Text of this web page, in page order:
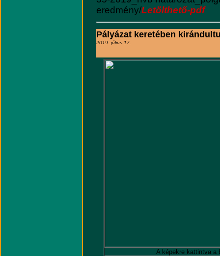
eredmény/Letölthető-pdf
Pályázat keretében
2019. július 17.
A képekre kattintva a